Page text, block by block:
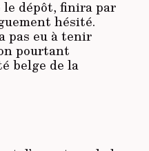
le dépôt, finira par
hésité.
pas eu à tenir
pourtant
belge de la